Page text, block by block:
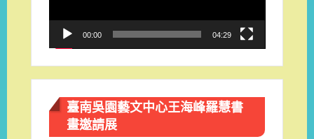
00:00 04:29
臺南吳園藝文中心王海峰羅慧書
畫邀請展